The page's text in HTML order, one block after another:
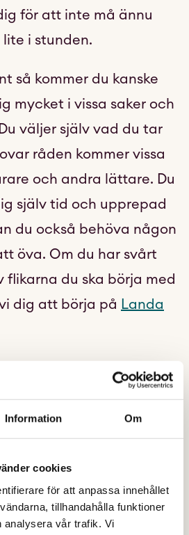
Information Om
cookies
för att anpassa innehållet
tillhandahålla funktioner
analysera vår trafik. Vi
för att inte må ännu
i stunden.
så kommer du kanske
mycket i vissa saker och
väljer själv vad du tar
råden kommer vissa
och andra lättare. Du
själv tid och upprepad
du också behöva någon
öva. Om du har svårt
flikarna du ska börja med
dig att börja på Landa
på Maskrosbarn finns